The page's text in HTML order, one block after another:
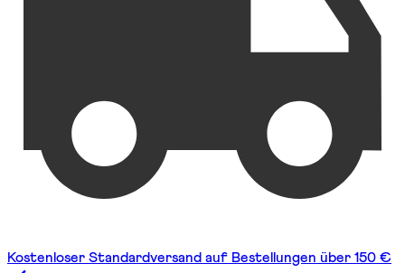
Kostenloser Standardversand auf Bestellungen über 150 €